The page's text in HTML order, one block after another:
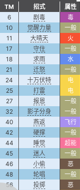
TM 招式 属性
6
剧毒 毒
10
觉醒力量 一般
11
大晴天 火
17
守住 一般
18
求雨 水
21
迁怒 一般
24
十万伏特 电
25
打雷 电
27
报恩 一般
32
影子分身 一般
40
燕返 飞行
42
硬撑 一般
44
睡觉 超能
45
迷人 一般
46
小偷 恶
48
轮唱 一般
56
投掷 恶